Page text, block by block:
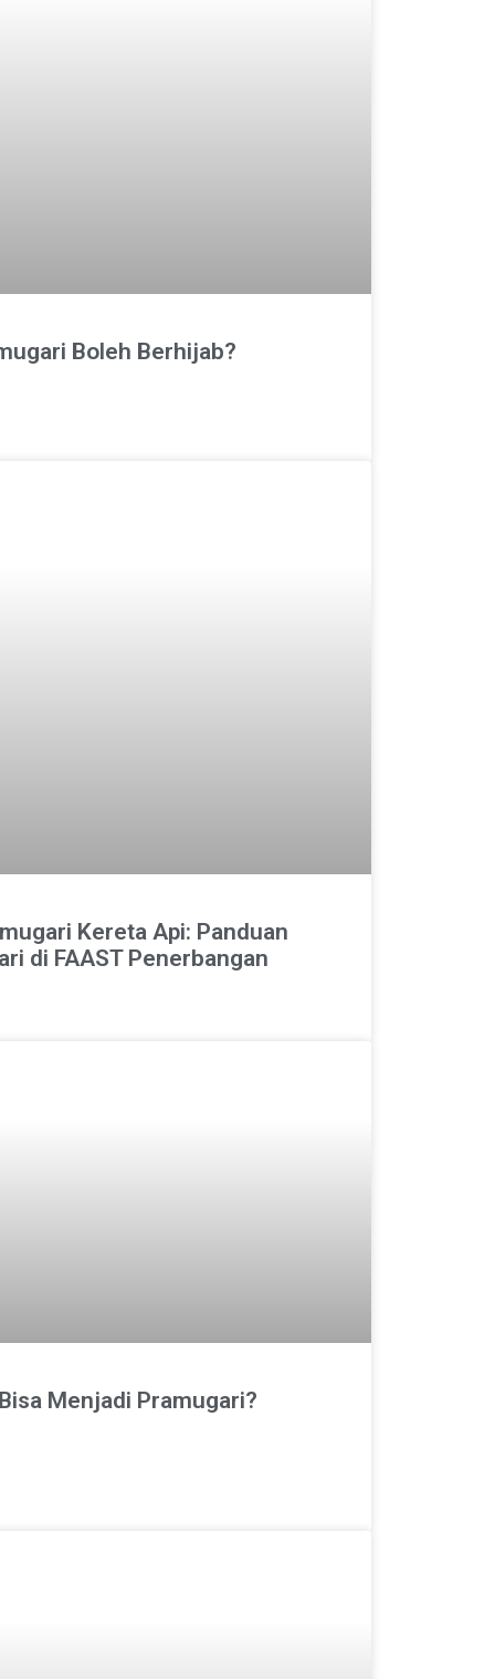
Boleh Berhijab?
Kereta Api: Panduan
di FAAST Penerbangan
Menjadi Pramugari?